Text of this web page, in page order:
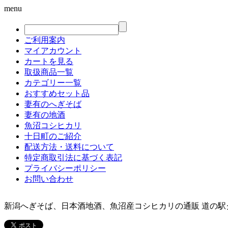
menu
ご利用案内
マイアカウント
カートを見る
取扱商品一覧
カテゴリー一覧
おすすめセット品
妻有のへぎそば
妻有の地酒
魚沼コシヒカリ
十日町のご紹介
配送方法・送料について
特定商取引法に基づく表記
プライバシーポリシー
お問い合わせ
新潟へぎそば、日本酒地酒、魚沼産コシヒカリの通販 道の